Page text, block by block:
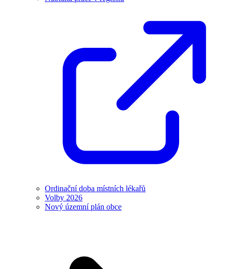
Ordinační doba místních lékařů
Volby 2026
Nový územní plán obce